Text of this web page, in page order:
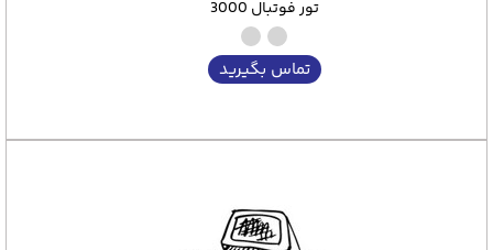
تور فوتبال 3000
تماس بگیرید